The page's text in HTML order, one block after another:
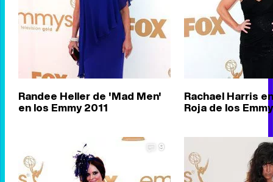
Randee Heller de 'Mad Men'
en los Emmy 2011
Rachael Harris
Roja de los
9